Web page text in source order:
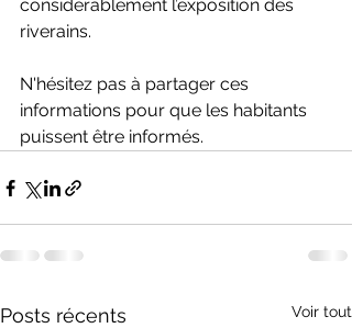
considérablement l’exposition des
riverains.
N'hésitez pas à partager ces
informations pour que les habitants
puissent être informés.
Posts récents Voir tout